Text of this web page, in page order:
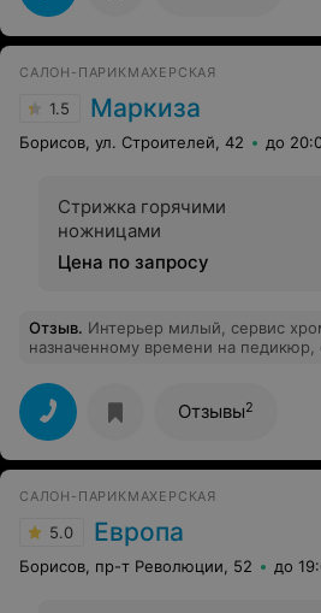
САЛОН-ПАРИКМАХЕРСКАЯ
1.5 Маркиза
Борисов, ул. Строителей, 42 до
Стрижка горячими
ножницами
Цена по запросу
Отзыв. Интерьер милый, сервис
назначенному времени на педикюр,
приходом ничего не изменилось минут 5 никто не
сдвинулся с места, и мне пришлось
место было не готово, еще
дополнительно. Кресло было не
сидеть не удобно было и на весу
очень понимает, как строится стопа
пластина. Так сняли ороговевшие ткани и подпилили
ногти, что меня порезали. Много вопросов по проф.
пригодности специалиста. Чек так
бы не посоветовала данное
Отзывы2
САЛОН-ПАРИКМАХЕРСКАЯ
5.0 Европа
Борисов, пр-т Революции, 52 до